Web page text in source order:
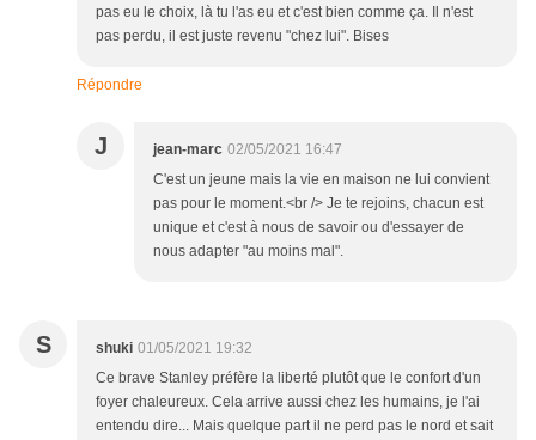
pas eu le choix, là tu l'as eu et c'est bien comme ça. Il n'est
pas perdu, il est juste revenu "chez lui". Bises
Répondre
J jean-marc 02/05/2021 16:47
C'est un jeune mais la vie en maison ne lui convient
pas pour le moment.<br /> Je te rejoins, chacun est
unique et c'est à nous de savoir ou d'essayer de
nous adapter "au moins mal".
S shuki 01/05/2021 19:32
Ce brave Stanley préfère la liberté plutôt que le confort d'un
foyer chaleureux. Cela arrive aussi chez les humains, je l'ai
entendu dire... Mais quelque part il ne perd pas le nord et sait